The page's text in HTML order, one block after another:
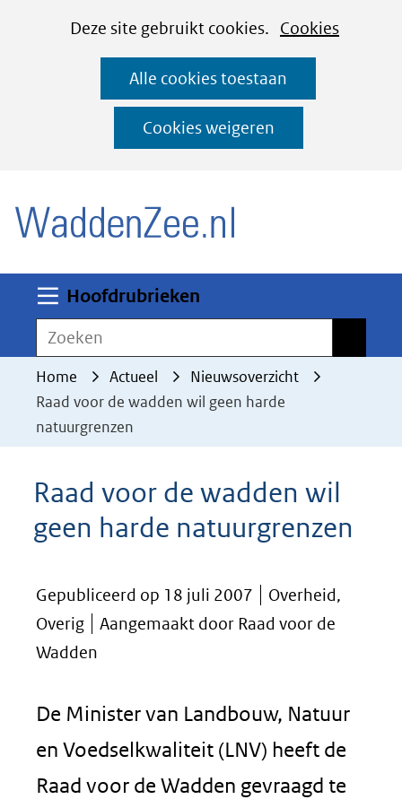
CookiesDeze site gebruikt cookies. Cookies
deze
worden
toegestaan
geweigerd.
Alle cookies toestaan
Cookies weigeren
Ga
naar
de
inhoud
Hoofdrubrieken
Zoeken
Home Actueel
Nieuwsoverzicht
Raad voor de wadden wil geen harde
natuurgrenzen
Raad voor de wadden wil
geen harde natuurgrenzen
Gepubliceerd op 18 juli 2007
Overheid,
Overig
Aangemaakt door Raad voor de
Wadden
De Minister van Landbouw, Natuur
en Voedselkwaliteit (LNV) heeft de
Raad voor de Wadden gevraagd te